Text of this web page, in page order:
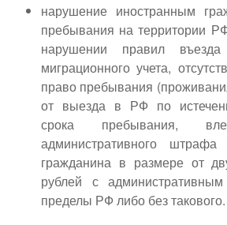
нарушение иностранным
пребывания на территории
нарушении правил
миграционного учета,
право пребывания
от выезда в РФ по
срока пребывания,
административного
гражданина в размере от
рублей с
пределы РФ либо без такового.